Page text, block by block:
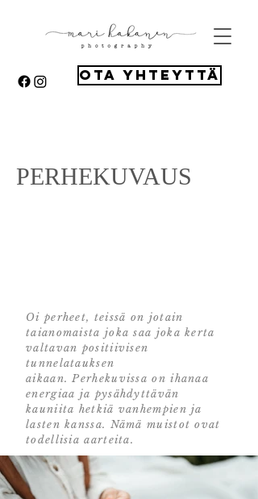
Ota yhteyttä
PERHEKUVAUS
Oi perheet, teissä on jotain
taianomaista joka saa joka kerta
valtavan positiivisen
tunnelatauksen
aikaan. Perhekuvissa on ihanaa
energiaa ja pysähdyttävän
kauniita hetkiä vanhempien ja
lasten kanssa. Nämä muistot ovat
todellisia aarteita.